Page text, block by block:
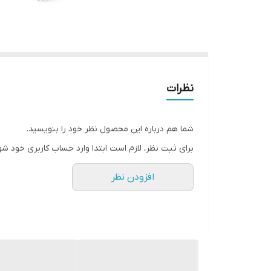
نظرات
شما هم درباره این محصول نظر خود را بنویسید.
برای ثبت نظر، لازم است ابتدا وارد حساب کاربری خود
افزودن نظر